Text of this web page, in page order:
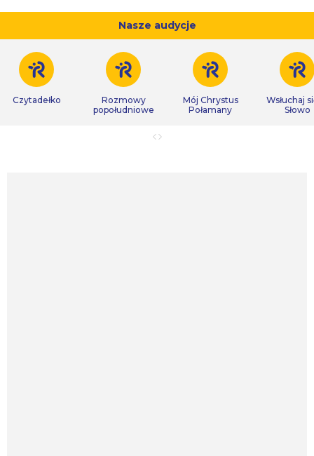
Nasze audycje
Czytadełko
Rozmowy
popołudniowe
Mój Chrystus
Połamany
Wsłuchaj
Słowo